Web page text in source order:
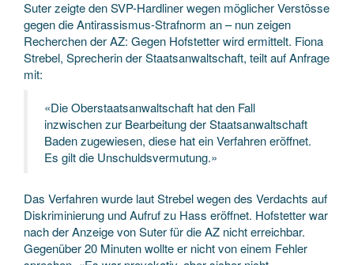
Suter zeigte den SVP-Hardliner wegen möglicher Verstösse
gegen die Antirassismus-Strafnorm an – nun zeigen
Recherchen der AZ: Gegen Hofstetter wird ermittelt. Fiona
Strebel, Sprecherin der Staatsanwaltschaft, teilt auf Anfrage
mit:
«Die Oberstaatsanwaltschaft hat den Fall
inzwischen zur Bearbeitung der Staatsanwaltschaft
Baden zugewiesen, diese hat ein Verfahren eröffnet.
Es gilt die Unschuldsvermutung.»
Das Verfahren wurde laut Strebel wegen des Verdachts auf
Diskriminierung und Aufruf zu Hass eröffnet. Hofstetter war
nach der Anzeige von Suter für die AZ nicht erreichbar.
Gegenüber 20 Minuten wollte er nicht von einem Fehler